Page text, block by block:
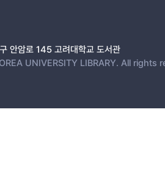
안암로 145 고려대학교 도서관
UNIVERSITY LIBRARY. All rights